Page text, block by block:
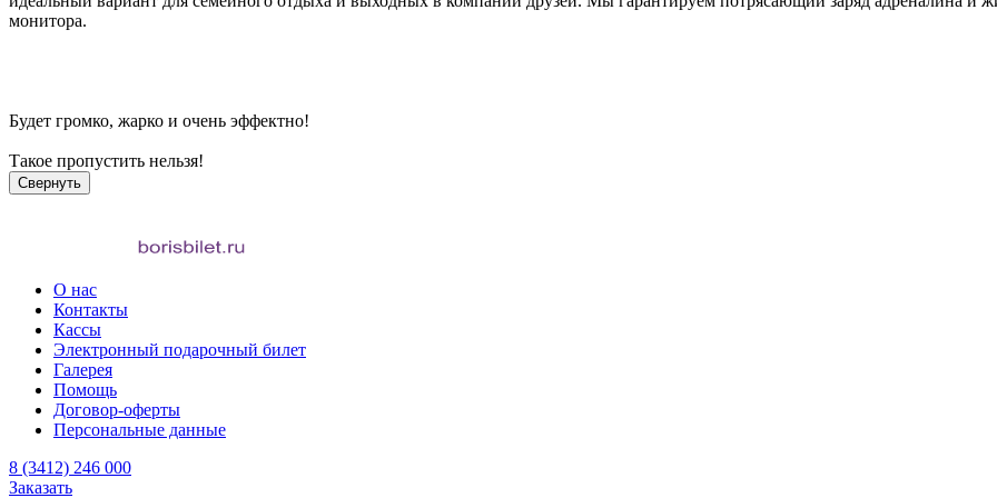
монитора.
Будет громко, жарко и очень эффектно!
Такое пропустить нельзя!
Свернуть
О нас
Контакты
Кассы
Электронный подарочный билет
Галерея
Помощь
Договор-оферты
Персональные данные
8 (3412) 246 000
Заказать